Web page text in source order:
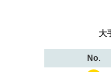
大
No.